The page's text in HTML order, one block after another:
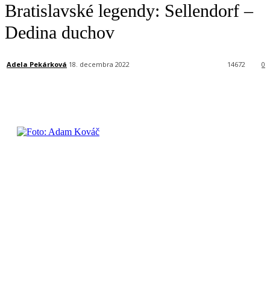
Bratislavské legendy: Sellendorf –
Dedina duchov
Adela Pekárková 18. decembra 2022 0
14672